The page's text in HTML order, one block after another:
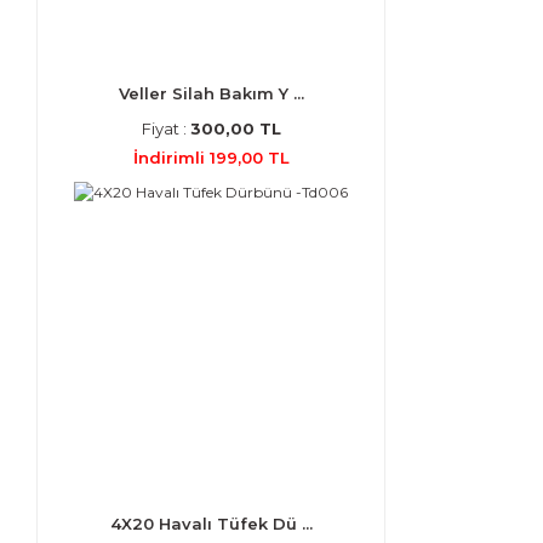
Veller Silah Bakım Y ...
Fiyat : 300,00 TL
İndirimli 199,00 TL
4X20 Havalı Tüfek Dü ...